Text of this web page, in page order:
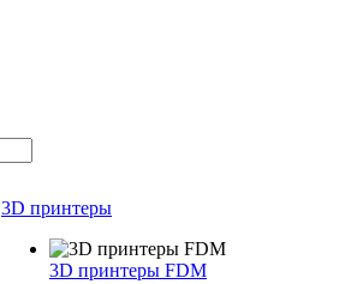
3D принтеры
3D принтеры FDM